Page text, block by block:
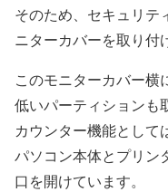
そのため、セキュリテ
ニターカバーを取り付
このモニターカバー横
低いパーティションも
カウンター機能として
パソコン本体とプリン
口を開けています。